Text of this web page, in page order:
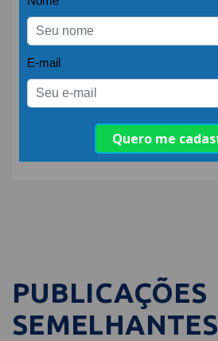
Fonte:Revista Hotéis
COMPARTILHE:
PUBLICAÇÕES
SEMELHANTES